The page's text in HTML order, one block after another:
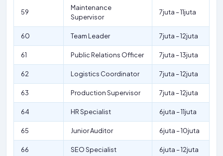
59
Maintenance
Supervisor
7juta – 11juta
60 Team Leader 7juta – 12juta
61 Public Relations Officer 7juta – 13juta
62 Logistics Coordinator 7juta – 12juta
63 Production Supervisor 7juta – 12juta
64 HR Specialist 6juta – 11juta
65 Junior Auditor 6juta – 10juta
66 SEO Specialist 6juta – 12juta